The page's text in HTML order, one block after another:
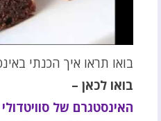
בואו תראו איך הכנתי
בואו לכאן –
האינסטגרם של סוויטדולי